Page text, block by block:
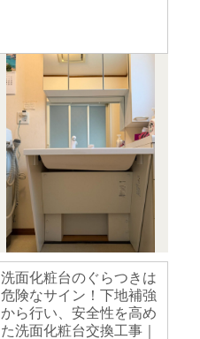
洗面化粧台のぐらつきは
危険なサイン！下地補強
から行い、安全性を高め
た洗面化粧台交換工事｜